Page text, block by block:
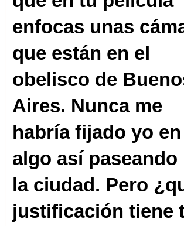
enfocas unas
que están en el
obelisco de
Aires. Nunca me
habría fijado yo en
algo así paseando
la ciudad. Pero
justificación tiene